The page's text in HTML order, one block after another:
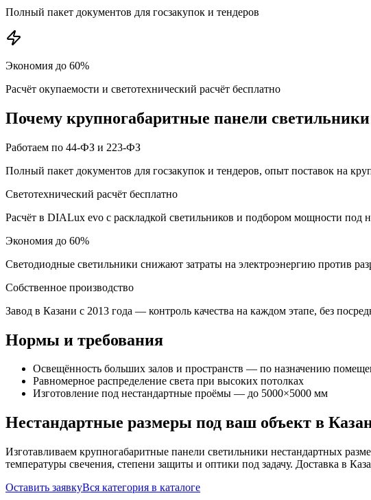
Полный пакет документов для госзакупок и тендеров
Экономия до 60%
Расчёт окупаемости и светотехнический расчёт бесплатно
Почему крупногабаритные панели
Работаем по 44-ФЗ и 223-ФЗ
Полный пакет документов для госзакупок и тендеров, опыт поставок на
Светотехнический расчёт бесплатно
Расчёт в DIALux evo с раскладкой светильников и подбором мощности под
Экономия до 60%
Светодиодные светильники снижают затраты на электроэнергию против
Собственное производство
Завод в Казани с 2013 года — контроль качества на каждом этапе, без
Нормы и требования
Освещённость больших залов и пространств — по назначению
Равномерное распределение света при высоких потолках
Изготовление под нестандартные проёмы — до 5000×5000 мм
Нестандартные размеры под ваш объект в
Изготавливаем крупногабаритные панели светильники нестандартных
температуры свечения, степени защиты и оптики под задачу. Доставка в
Оставить заявкуВся категория в каталоге